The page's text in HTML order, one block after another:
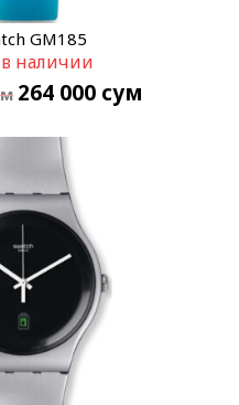
GM185
наличии
264 000 сум